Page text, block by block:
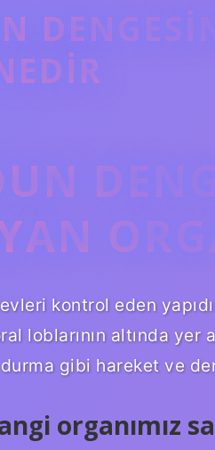
kontrol eden
loblarının altında
gibi hareket ve
organımız